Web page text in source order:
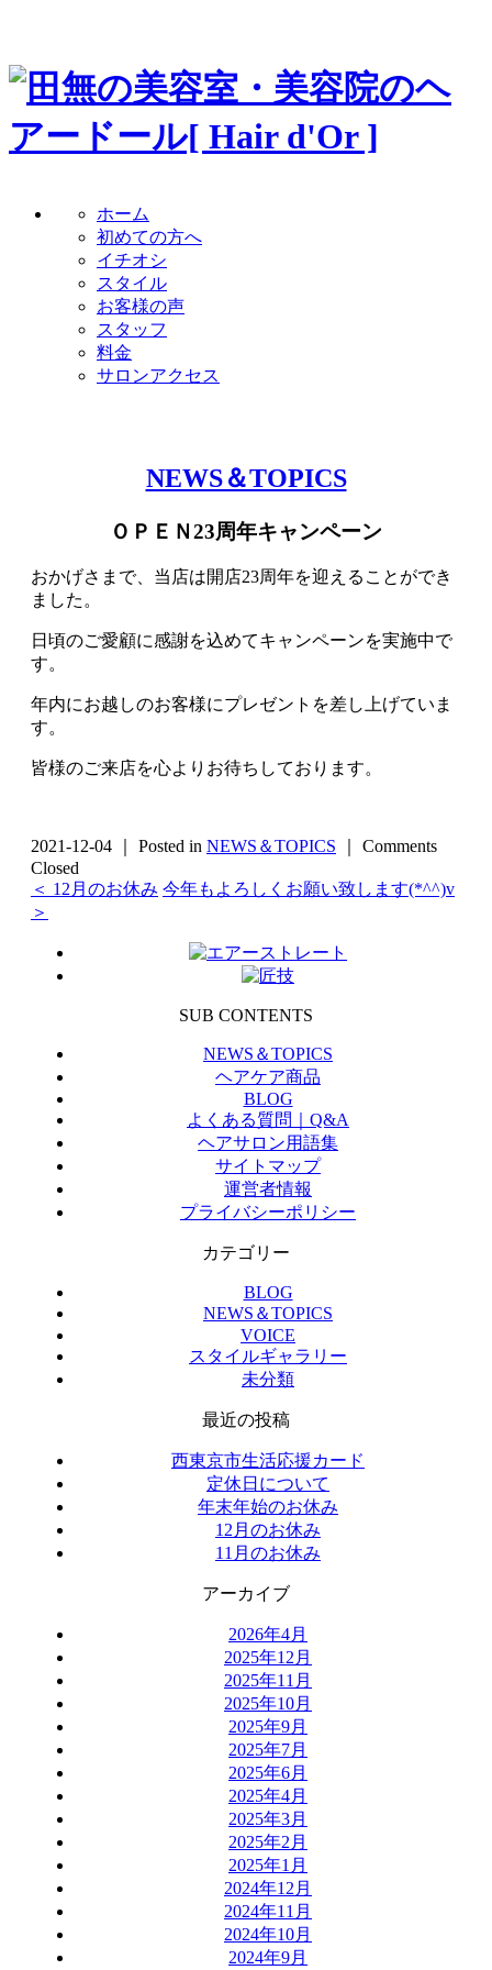
ホーム
初めての方へ
イチオシ
スタイル
お客様の声
スタッフ
料金
サロンアクセス
NEWS＆TOPICS
ＯＰＥＮ23周年キャンペーン
おかげさまで、当店は開店23周年を迎えることができ
ました。
日頃のご愛顧に感謝を込めてキャンペーンを実施中で
す。
年内にお越しのお客様にプレゼントを差し上げていま
す。
皆様のご来店を心よりお待ちしております。
2021-12-04 ｜ Posted in NEWS＆TOPICS
Comments
Closed
＜ 12月のお休み 今年もよろしくお願い致します(*^^)v
＞
SUB CONTENTS
NEWS＆TOPICS
ヘアケア商品
BLOG
よくある質問｜Q&A
ヘアサロン用語集
サイトマップ
運営者情報
プライバシーポリシー
カテゴリー
BLOG
NEWS＆TOPICS
VOICE
スタイルギャラリー
未分類
最近の投稿
西東京市生活応援カード
定休日について
年末年始のお休み
12月のお休み
11月のお休み
アーカイブ
2026年4月
2025年12月
2025年11月
2025年10月
2025年9月
2025年7月
2025年6月
2025年4月
2025年3月
2025年2月
2025年1月
2024年12月
2024年11月
2024年10月
2024年9月